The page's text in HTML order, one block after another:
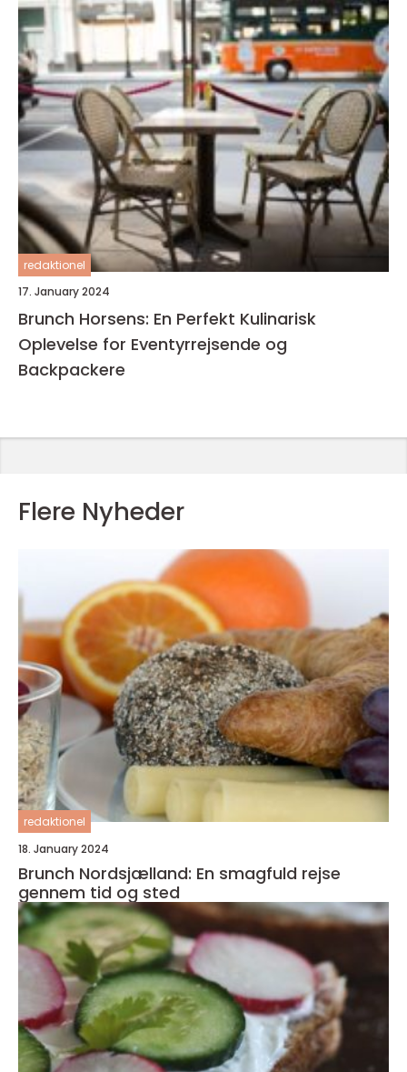
redaktionel
17. January 2024
Brunch Horsens: En Perfekt Kulinarisk
Oplevelse for Eventyrrejsende og
Backpackere
Flere Nyheder
redaktionel
18. January 2024
Brunch Nordsjælland: En smagfuld rejse
gennem tid og sted